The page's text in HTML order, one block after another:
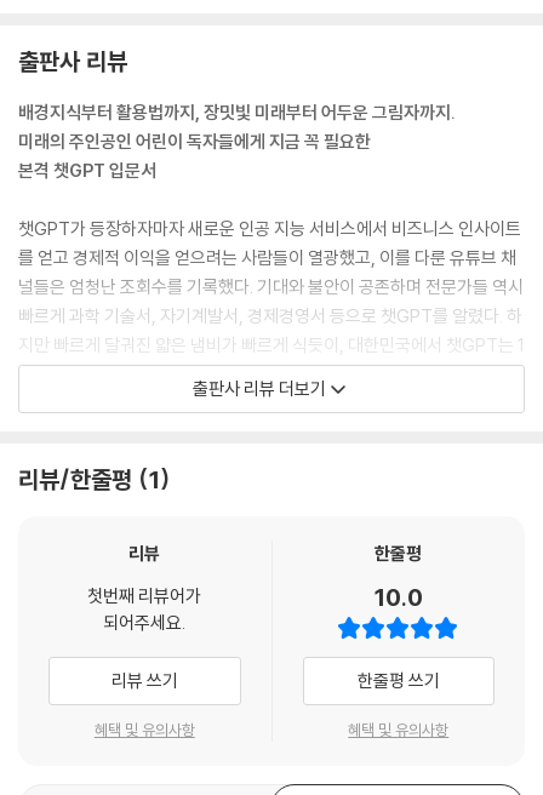
고, 최신 정보를 모를 수도 있어요. 그래도 함께 배우고 재미있게 놀 수 있
다면 정말 행복할 것 같아요.
--- p.18
출판사 리뷰
배경지식부터 활용법까지, 장밋빛 미래부터 어두운 그림자까지.
미래의 주인공인 어린이 독자들에게 지금 꼭 필요한
본격 챗GPT 입문서
챗GPT가 등장하자마자 새로운 인공 지능 서비스에서 비즈니스 인사이트
를 얻고 경제적 이익을 얻으려는 사람들이 열광했고, 이를 다룬 유튜브 채
널들은 엄청난 조회수를 기록했다. 기대와 불안이 공존하며 전문가들 역시
빠르게 과학 기술서, 자기계발서, 경제경영서 등으로 챗GPT를 알렸다. 하
지만 빠르게 달궈진 얇은 냄비가 빠르게 식듯이, 대한민국에서 챗GPT는 1
년도 채 되지 않아 그 관심사가 훅 사그라들었다. 챗GPT의 몇몇 한계를 알
게 된 사람들은 알고 보니 챗GPT, 그거 별거 아니라는 식으로 말하기도 했
그런데 정말 그럴까? 거품이 사그러든 이후에도 챗GPT는 여전히 세상을
고생들은 이미 수행평가에 챗GPT를 활용하고 있다. 첫 등장의 열풍이 가
조용히 나뉘어 그들에게 각각 다른 미래가 펼쳐지고 있는 것이다. 누구보
다 오래도록 인공 지능과 함께 살아갈 어린이들에게 지금 당장 생성형 인
공 지능을 이해하는 일이 꼭 필요한 이유다.
흥미 위주, 직업 위주의 단편적인 챗GPT 소개에 그치는 것이 아니라, 챗G
어 사용할 때 주의해야 하는지, 나에게 챗GPT는 어떤 도움까지 줄 수 있는
출판사 리뷰 더보기
리뷰/한줄평 1
리뷰
첫번째 리뷰어가
되어주세요.
리뷰 쓰기
혜택 및 유의사항
한줄평
10.0
한줄평 쓰기
혜택 및 유의사항